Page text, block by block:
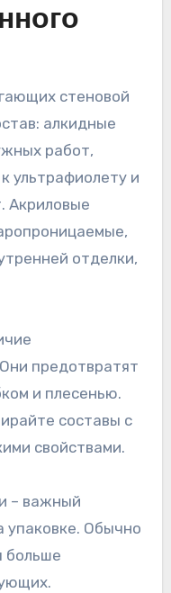
стеновой
алкидные
работ,
ультрафиолету и
Акриловые
отделки,
предотвратят
и плесенью.
составы с
свойствами.
– важный
упаковке. Обычно
больше